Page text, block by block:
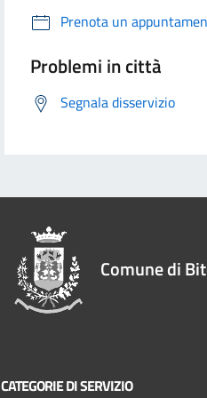
Prenota un
Problemi in città
Segnala disservizio
Comune di
CATEGORIE DI SERVIZIO